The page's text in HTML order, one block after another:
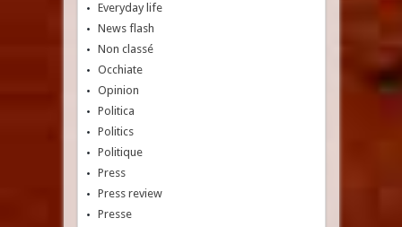
Everyday life
News flash
Non classé
Occhiate
Opinion
Politica
Politics
Politique
Press
Press review
Presse